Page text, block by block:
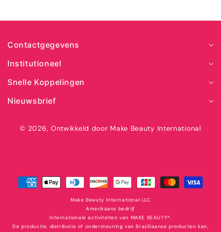
Contactgegevens
Institutioneel
Snelle Koppelingen
Nieuwsbrief
© 2026, Ontwikkeld door Make Beauty International
Veilig
betalen
Make Beauty International LLC
Amerikaans bedrijf
Internationale activiteiten van MAKE BEAUTY®️.
De productie, distributie of ondersteuning van Braziliaanse producten kan,